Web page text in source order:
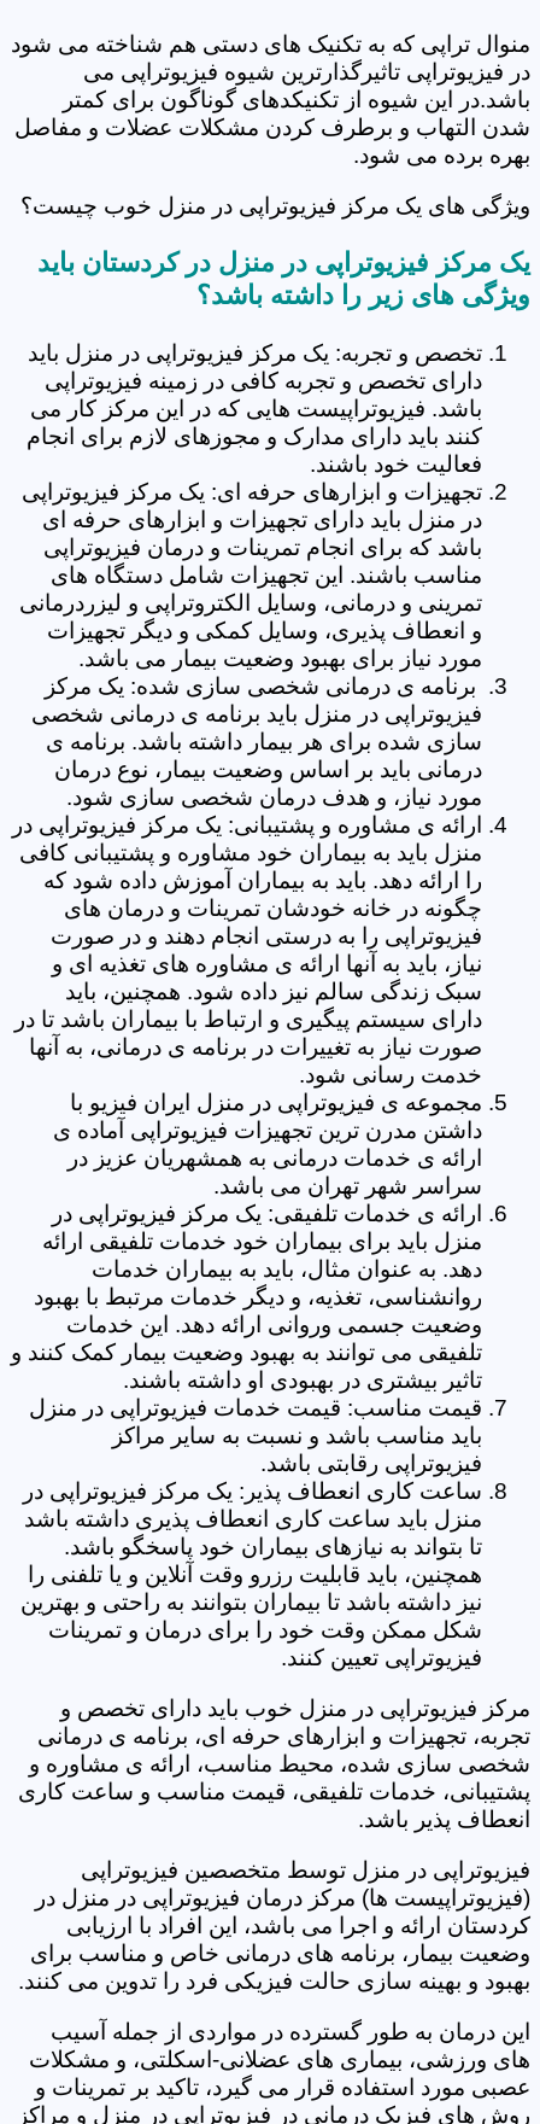
منوال تراپی که به تکنیک های دستی هم شناخته می شود
در فیزیوتراپی تاثیرگذارترین شیوه فیزیوتراپی می
باشد.در این شیوه از تکنیکدهای گوناگون برای کمتر
شدن التهاب و برطرف کردن مشکلات عضلات و مفاصل
بهره برده می شود.
ویژگی های یک مرکز فیزیوتراپی در منزل خوب چیست؟
یک مرکز فیزیوتراپی در منزل در کردستان باید
ویژگی های زیر را داشته باشد؟
تخصص و تجربه: یک مرکز فیزیوتراپی در منزل باید
دارای تخصص و تجربه کافی در زمینه فیزیوتراپی
باشد. فیزیوتراپیست هایی که در این مرکز کار می
کنند باید دارای مدارک و مجوزهای لازم برای انجام
فعالیت خود باشند.
تجهیزات و ابزارهای حرفه ای: یک مرکز فیزیوتراپی
در منزل باید دارای تجهیزات و ابزارهای حرفه ای
باشد که برای انجام تمرینات و درمان فیزیوتراپی
مناسب باشند. این تجهیزات شامل دستگاه های
تمرینی و درمانی، وسایل الکتروتراپی و لیزردرمانی
و انعطاف پذیری، وسایل کمکی و دیگر تجهیزات
مورد نیاز برای بهبود وضعیت بیمار می باشد.
برنامه ی درمانی شخصی سازی شده: یک مرکز
فیزیوتراپی در منزل باید برنامه ی درمانی شخصی
سازی شده برای هر بیمار داشته باشد. برنامه ی
درمانی باید بر اساس وضعیت بیمار، نوع درمان
مورد نیاز، و هدف درمان شخصی سازی شود.
ارائه ی مشاوره و پشتیبانی: یک مرکز فیزیوتراپی در
منزل باید به بیماران خود مشاوره و پشتیبانی کافی
را ارائه دهد. باید به بیماران آموزش داده شود که
چگونه در خانه خودشان تمرینات و درمان های
فیزیوتراپی را به درستی انجام دهند و در صورت
نیاز، باید به آنها ارائه ی مشاوره های تغذیه ای و
سبک زندگی سالم نیز داده شود. همچنین، باید
دارای سیستم پیگیری و ارتباط با بیماران باشد تا در
صورت نیاز به تغییرات در برنامه ی درمانی، به آنها
خدمت رسانی شود.
مجموعه ی فیزیوتراپی در منزل ایران فیزیو با
داشتن مدرن ترین تجهیزات فیزیوتراپی آماده ی
ارائه ی خدمات درمانی به همشهریان عزیز در
سراسر شهر تهران می باشد.
ارائه ی خدمات تلفیقی: یک مرکز فیزیوتراپی در
منزل باید برای بیماران خود خدمات تلفیقی ارائه
دهد. به عنوان مثال، باید به بیماران خدمات
روانشناسی، تغذیه، و دیگر خدمات مرتبط با بهبود
وضعیت جسمی وروانی ارائه دهد. این خدمات
تلفیقی می توانند به بهبود وضعیت بیمار کمک کنند و
تاثیر بیشتری در بهبودی او داشته باشند.
قیمت مناسب: قیمت خدمات فیزیوتراپی در منزل
باید مناسب باشد و نسبت به سایر مراکز
فیزیوتراپی رقابتی باشد.
ساعت کاری انعطاف پذیر: یک مرکز فیزیوتراپی در
منزل باید ساعت کاری انعطاف پذیری داشته باشد
تا بتواند به نیازهای بیماران خود پاسخگو باشد.
همچنین، باید قابلیت رزرو وقت آنلاین و یا تلفنی را
نیز داشته باشد تا بیماران بتوانند به راحتی و بهترین
شکل ممکن وقت خود را برای درمان و تمرینات
فیزیوتراپی تعیین کنند.
مرکز فیزیوتراپی در منزل خوب باید دارای تخصص و
تجربه، تجهیزات و ابزارهای حرفه ای، برنامه ی درمانی
شخصی سازی شده، محیط مناسب، ارائه ی مشاوره و
پشتیبانی، خدمات تلفیقی، قیمت مناسب و ساعت کاری
انعطاف پذیر باشد.
فیزیوتراپی در منزل توسط متخصصین فیزیوتراپی
(فیزیوتراپیست ها) مرکز درمان فیزیوتراپی در منزل در
کردستان ارائه و اجرا می باشد، این افراد با ارزیابی
وضعیت بیمار، برنامه های درمانی خاص و مناسب برای
بهبود و بهینه سازی حالت فیزیکی فرد را تدوین می کنند.
این درمان به طور گسترده در مواردی از جمله آسیب
های ورزشی، بیماری های عضلانی-اسکلتی، و مشکلات
عصبی مورد استفاده قرار می گیرد، تاکید بر تمرینات و
روش های فیزیک درمانی در فیزیوتراپی در منزل و مراکز